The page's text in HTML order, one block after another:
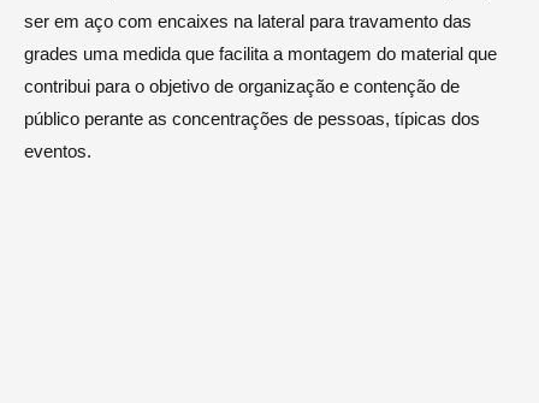
ser em aço com encaixes na lateral para travamento das
grades uma medida que facilita a montagem do material que
contribui para o objetivo de organização e contenção de
público perante as concentrações de pessoas, típicas dos
eventos.